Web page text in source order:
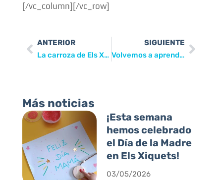
[/vc_column][/vc_row]
ANTERIOR
La carroza de Els Xiquets abrió la cabalgata de Mutxamel
SIGUIENTE
Volvemos a aprender inglés con el Liceo Francés
Más noticias
¡Esta semana
hemos celebrado
el Día de la Madre
en Els Xiquets!
03/05/2026